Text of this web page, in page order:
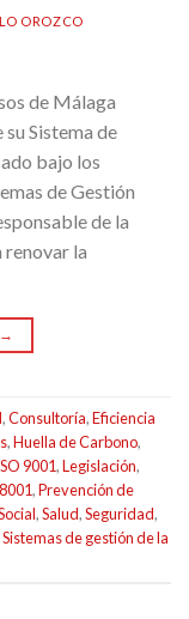
OROZCO
de Málaga
Sistema de
bajo los
de Gestión
de la
renovar la
→
,Consultoría,Eficiencia
,Huella de Carbono,
9001,Legislación,
,Prevención de
,Salud,Seguridad,
Sistemas de gestión de la